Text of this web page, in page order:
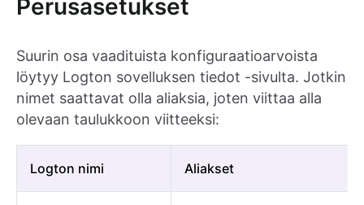
Perusasetukset
Suurin osa vaadituista konfiguraatioarvoista
löytyy Logton sovelluksen tiedot -sivulta. Jotkin
nimet saattavat olla aliaksia, joten viittaa alla
olevaan taulukkoon viitteeksi:
Logton nimi Aliakset